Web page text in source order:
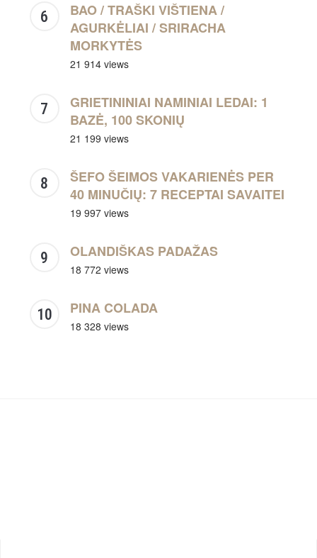
BAO / TRAŠKI VIŠTIENA /
AGURKĖLIAI / SRIRACHA
MORKYTĖS
21 914 views
GRIETININIAI NAMINIAI LEDAI: 1
BAZĖ, 100 SKONIŲ
21 199 views
ŠEFO ŠEIMOS VAKARIENĖS PER
40 MINUČIŲ: 7 RECEPTAI SAVAITEI
19 997 views
OLANDIŠKAS PADAŽAS
18 772 views
PINA COLADA
18 328 views